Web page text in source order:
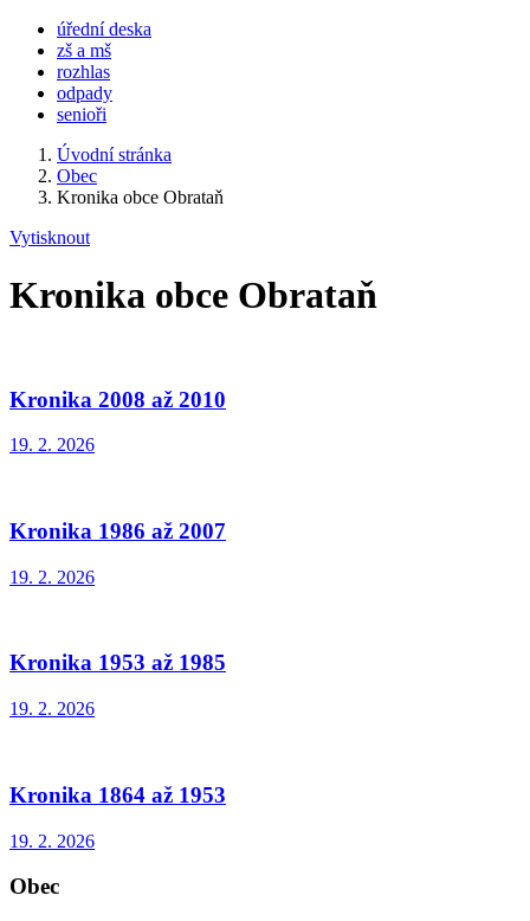
úřední deska
zš a mš
rozhlas
odpady
senioři
Úvodní stránka
Obec
Kronika obce Obrataň
Vytisknout
Kronika obce Obrataň
Kronika 2008 až 2010
19. 2. 2026
Kronika 1986 až 2007
19. 2. 2026
Kronika 1953 až 1985
19. 2. 2026
Kronika 1864 až 1953
19. 2. 2026
Obec